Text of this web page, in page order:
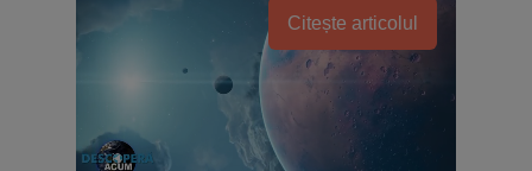
Citește articolul